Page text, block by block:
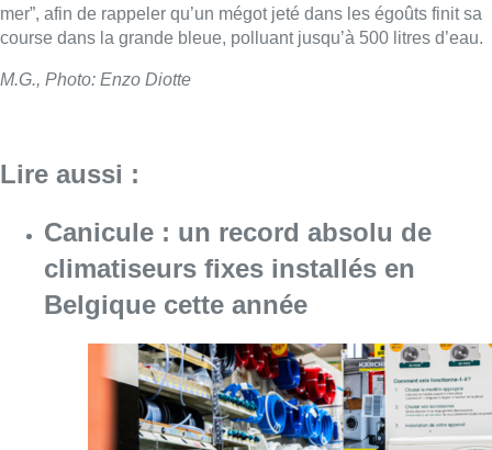
mer”, afin de rappeler qu’un mégot jeté dans les égoûts finit sa
course dans la grande bleue, polluant jusqu’à 500 litres d’eau.
M.G., Photo: Enzo Diotte
Lire aussi :
Canicule : un record absolu de
climatiseurs fixes installés en
Belgique cette année